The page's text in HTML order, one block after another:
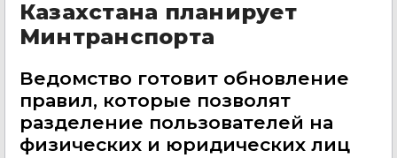
Казахстана планирует
Минтранспорта
Ведомство готовит обновление
правил, которые позволят
разделение пользователей на
физических и юридических лиц